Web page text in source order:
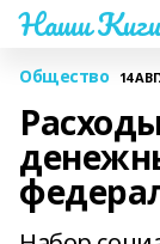
Наши Киги
Общество 14